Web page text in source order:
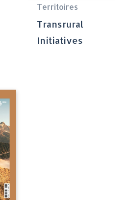
Territoires
Transrural
Initiatives